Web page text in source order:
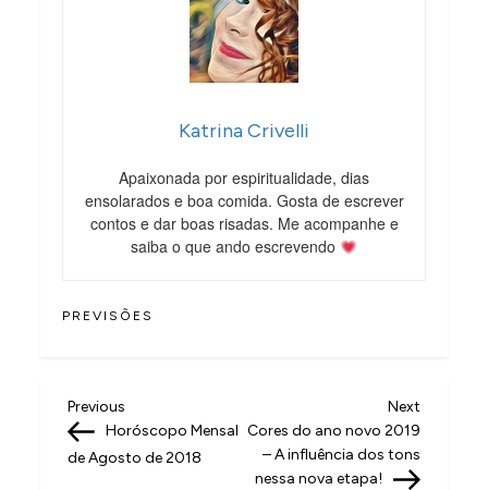
Katrina Crivelli
Apaixonada por espiritualidade, dias
ensolarados e boa comida. Gosta de escrever
contos e dar boas risadas. Me acompanhe e
saiba o que ando escrevendo
PREVISÕES
N
a
Previous
Post
Previous
Horóscopo Mensal
de Agosto de 2018
Next
Post
Next
Cores do ano novo 2019
– A influência dos tons
nessa nova etapa!